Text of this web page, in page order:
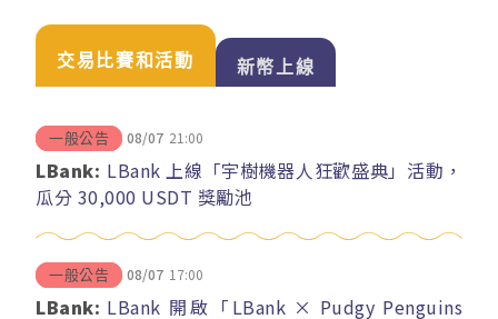
交易比賽和活動 新幣上線
一般公告 08/07 21:00
LBank: LBank 上線「宇樹機器人狂歡盛典」活動，
瓜分 30,000 USDT 獎勵池
一般公告 08/07 17:00
LBank: LBank 開啟「LBank × Pudgy Penguins